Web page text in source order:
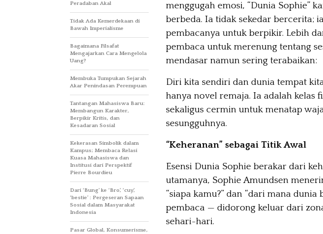
menggugah emosi, “Dunia Sophie”
berbeda. Ia tidak sekedar bercerita;
pembacanya untuk berpikir. Lebih
pembaca untuk merenung tentang
mendasar namun sering terabaikan:
Diri kita sendiri dan dunia tempat
hanya novel remaja. Ia adalah kelas
sekaligus cermin untuk menatap
sesungguhnya.
“Keheranan” sebagai Titik Awal
Esensi Dunia Sophie berakar dari
utamanya, Sophie Amundsen
“siapa kamu?” dan “dari mana dunia
pembaca — didorong keluar dari
sehari-hari.
Peradaban Akal
Tidak Ada Kemerdekaan di
Bawah Imperialisme
Bagaimana Filsafat
Mengajarkan Cara Mengelola
Uang?
Membuka Tumpukan Sejarah
Akar Penindasan Perempuan
Tantangan Mahasiswa Baru:
Membangun Karakter,
Berpikir Kritis, dan
Kesadaran Sosial
Kekerasan Simbolik dalam
Kampus; Membaca Relasi
Kuasa Mahasiswa dan
Institusi dari Perspektif
Pierre Bourdieu
Dari ‘Bung’ ke ‘Bro’, ‘cuy’,
‘bestie’ : Pergeseran Sapaan
Sosial dalam Masyarakat
Indonesia
Pasar Global, Konsumerisme,